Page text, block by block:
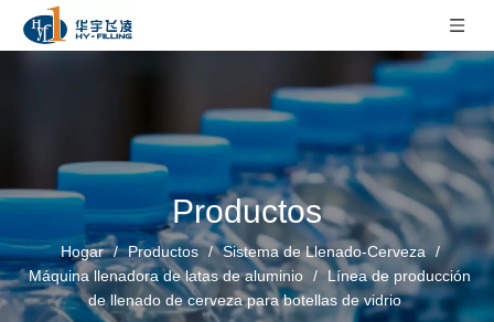
Productos
Hogar / Productos / Sistema de Llenado-Cerveza /
Máquina llenadora de latas de aluminio / Línea de producción
de llenado de cerveza para botellas de vidrio